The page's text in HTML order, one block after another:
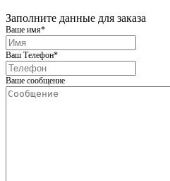
Заполните данные для заказа
Ваше имя*
Ваш Телефон*
Ваше сообщение